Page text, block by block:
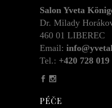
Salon Yveta
Dr. Milady
460 01 LIBEREC
Email:
Tel.: +420 728 019
PÉČE